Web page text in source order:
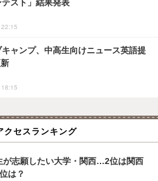
スト」結果発表
ャンプ、中高生向けニュース英語提
クセスランキング
が志願したい大学・関西…2位は関西
は？